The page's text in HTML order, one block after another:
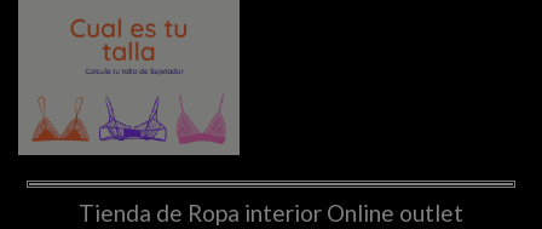
Tienda de Ropa interior Online outlet